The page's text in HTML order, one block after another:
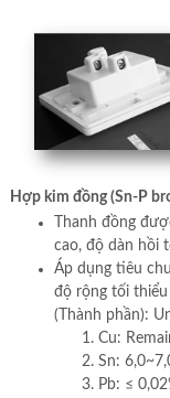
Hợp kim đồng (Sn-P
Thanh đồng
cao, độ dàn hồi
Áp dụng tiêu
độ rộng tối
(Thành phần):
Cu:
Sn:
Pb: ≤